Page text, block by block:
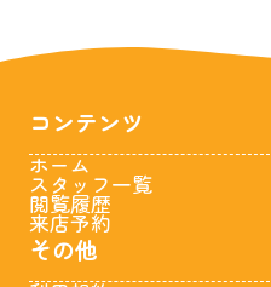
コンテンツ
ホーム
スタッフ一覧
閲覧履歴
来店予約
その他